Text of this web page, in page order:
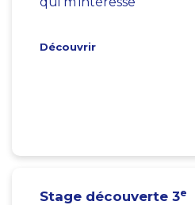
Découvrir
Stage découverte 3e